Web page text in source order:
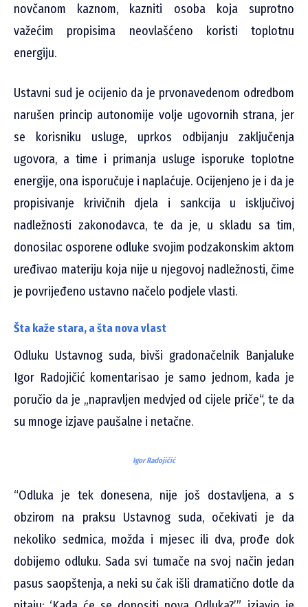
novčanom kaznom, kazniti osoba koja suprotno
važećim propisima neovlašćeno koristi toplotnu
energiju.
Ustavni sud je ocijenio da je prvonavedenom odredbom
narušen princip autonomije volje ugovornih strana, jer
se korisniku usluge, uprkos odbijanju zaključenja
ugovora, a time i primanja usluge isporuke toplotne
energije, ona isporučuje i naplaćuje. Ocijenjeno je i da je
propisivanje krivičnih djela i sankcija u isključivoj
nadležnosti zakonodavca, te da je, u skladu sa tim,
donosilac osporene odluke svojim podzakonskim aktom
uređivao materiju koja nije u njegovoj nadležnosti, čime
je povrijeđeno ustavno načelo podjele vlasti.
Šta kaže stara, a šta nova vlast
Odluku Ustavnog suda, bivši gradonačelnik Banjaluke
Igor Radojičić komentarisao je samo jednom, kada je
poručio da je „napravljen medvjed od cijele priče“, te da
su mnoge izjave paušalne i netačne.
Igor Radojičić
“Odluka je tek donesena, nije još dostavljena, a s
obzirom na praksu Ustavnog suda, očekivati je da
nekoliko sedmica, možda i mjesec ili dva, prođe dok
dobijemo odluku. Sada svi tumače na svoj način jedan
pasus saopštenja, a neki su čak išli dramatično dotle da